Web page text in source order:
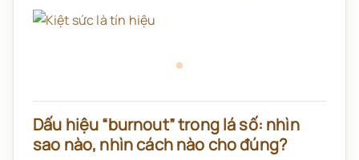
Dấu hiệu “burnout” trong lá số: nhìn
sao nào, nhìn cách nào cho đúng?